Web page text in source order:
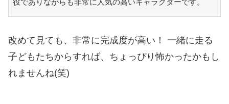
改めて見ても、非常に完成度が高い！ 一緒に走る
子どもたちからすれば、ちょっぴり怖かったかもし
れませんね(笑)